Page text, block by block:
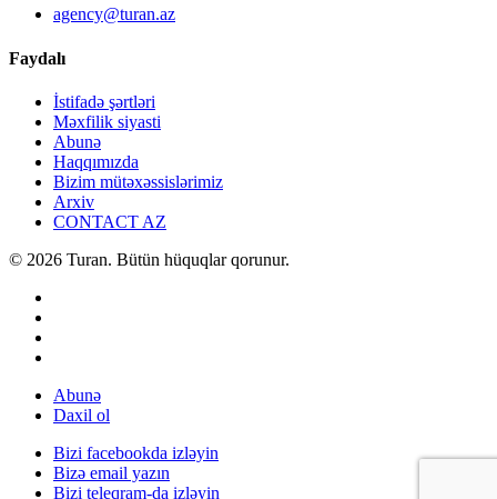
agency@turan.az
Faydalı
İstifadə şərtləri
Məxfilik siyasti
Abunə
Haqqımızda
Bizim mütəxəssislərimiz
Arxiv
CONTACT AZ
© 2026 Turan. Bütün hüquqlar qorunur.
Abunə
Daxil ol
Bizi facebookda izləyin
Bizə email yazın
Bizi teleqram-da izləyin